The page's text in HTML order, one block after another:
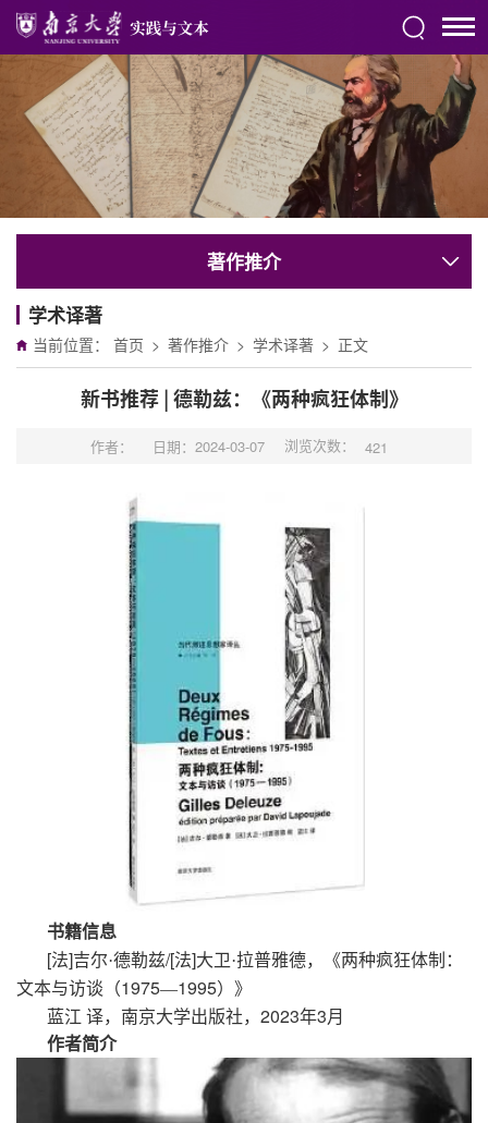
著作推介
学术译著
当前位置： 首页 > 著作推介 > 学术译著 > 正文
新书推荐 | 德勒兹：《两种疯狂体制》
作者： 日期：2024-03-07 浏览次数： 421
书籍信息
[法]吉尔·德勒兹/[法]大卫·拉普雅德，《两种疯狂体制：
文本与访谈（1975—1995）》
蓝江 译，南京大学出版社， 2023年3月
作者简介